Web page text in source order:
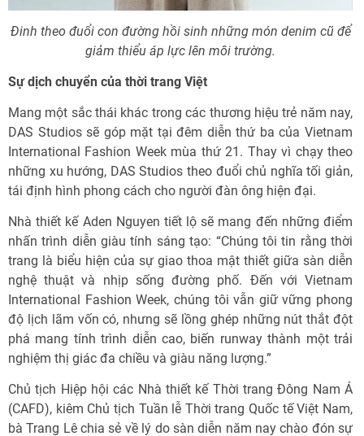
Đinh theo đuổi con đường hồi sinh những món denim cũ để
giảm thiểu áp lực lên môi trường.
Sự dịch chuyển của thời trang Việt
Mang một sắc thái khác trong các thương hiệu trẻ năm nay,
DAS Studios sẽ góp mặt tại đêm diễn thứ ba của Vietnam
International Fashion Week mùa thứ 21. Thay vì chạy theo
những xu hướng, DAS Studios theo đuổi chủ nghĩa tối giản,
tái định hình phong cách cho người đàn ông hiện đại.
Nhà thiết kế Aden Nguyen tiết lộ sẽ mang đến những điểm
nhấn trình diễn giàu tính sáng tạo: “Chúng tôi tin rằng thời
trang là biểu hiện của sự giao thoa mật thiết giữa sàn diễn
nghệ thuật và nhịp sống đường phố. Đến với Vietnam
International Fashion Week, chúng tôi vẫn giữ vững phong
độ lịch lãm vốn có, nhưng sẽ lồng ghép những nút thắt đột
phá mang tính trình diễn cao, biến runway thành một trải
nghiệm thị giác đa chiều và giàu năng lượng.”
Chủ tịch Hiệp hội các Nhà thiết kế Thời trang Đông Nam Á
(CAFD), kiêm Chủ tịch Tuần lễ Thời trang Quốc tế Việt Nam,
bà Trang Lê chia sẻ về lý do sàn diễn năm nay chào đón sự